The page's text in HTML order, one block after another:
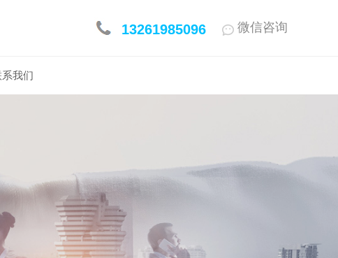
微信咨询
13261985096
系我们